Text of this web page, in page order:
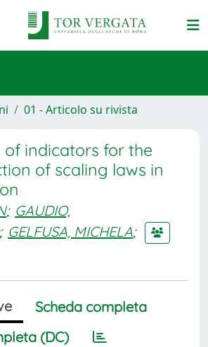
01 - Articolo su rivista
of indicators for the
of scaling laws in
; GAUDIO,
; GELFUSA, MICHELA;
Scheda completa
(DC)